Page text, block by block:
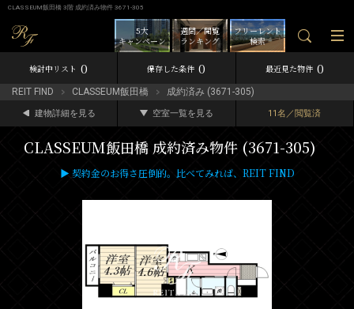
CLASSEUM飯田橋 3階 成約済み物件 3671-305
フリーレント
検索
週間／閲覧
ランキング
5大
キャンペーン
検討中リスト 0 保存した条件 0 最近見た物件 0
REIT FIND CLASSEUM飯田橋 成約済み (3671-305)
建物詳細を見る 空室一覧を見る 11名／閲覧済
CLASSEUM飯田橋 成約済み物件 (3671-305)
▶ 契約金のお得さ圧倒的。比べてみれば、REIT FIND